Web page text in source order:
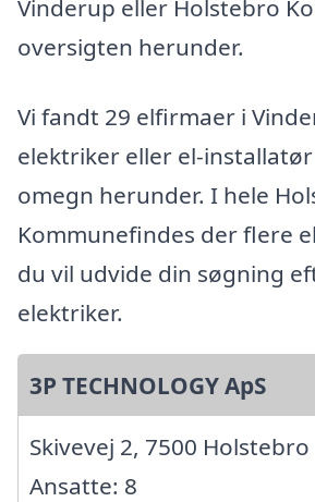
Vinderup eller Holstebro
oversigten herunder.
Vi fandt 29 elfirmaer i
elektriker eller el-
omegn herunder. I hele
Kommunefindes der flere
du vil udvide din søgning
elektriker.
3P TECHNOLOGY ApS
Skivevej 2, 7500 Holstebro
Ansatte: 8